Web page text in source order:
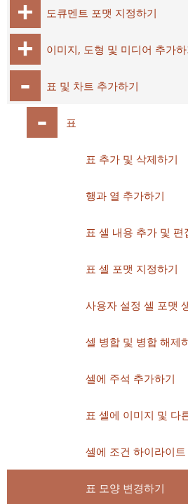
도큐멘트 포맷 지정하기
이미지, 도형 및 미디어 추가하
표 및 차트 추가하기
표
표 추가 및 삭제하기
행과 열 추가하기
표 셀 내용 추가 및 편
표 셀 포맷 지정하기
사용자 설정 셀 포맷
셀 병합 및 병합 해제
셀에 주석 추가하기
표 셀에 이미지 및 다
셀에 조건 하이라이
표 모양 변경하기